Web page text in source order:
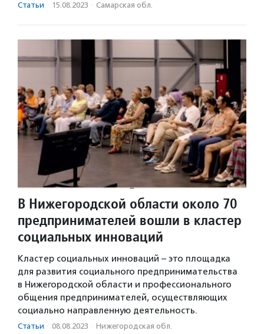
Статьи · 15.08.2023 · Самарская обл.
В Нижегородской области около 70
предпринимателей вошли в кластер
социальных инноваций
Кластер социальных инноваций – это площадка
для развития социального предпринимательства
в Нижегородской области и профессионального
общения предпринимателей, осуществляющих
социально направленную деятельность.
Статьи · 08.08.2023 · Нижегородская обл.